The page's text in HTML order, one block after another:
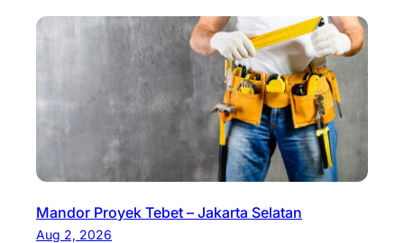
Mandor Proyek Tebet – Jakarta Selatan
Aug 2, 2026